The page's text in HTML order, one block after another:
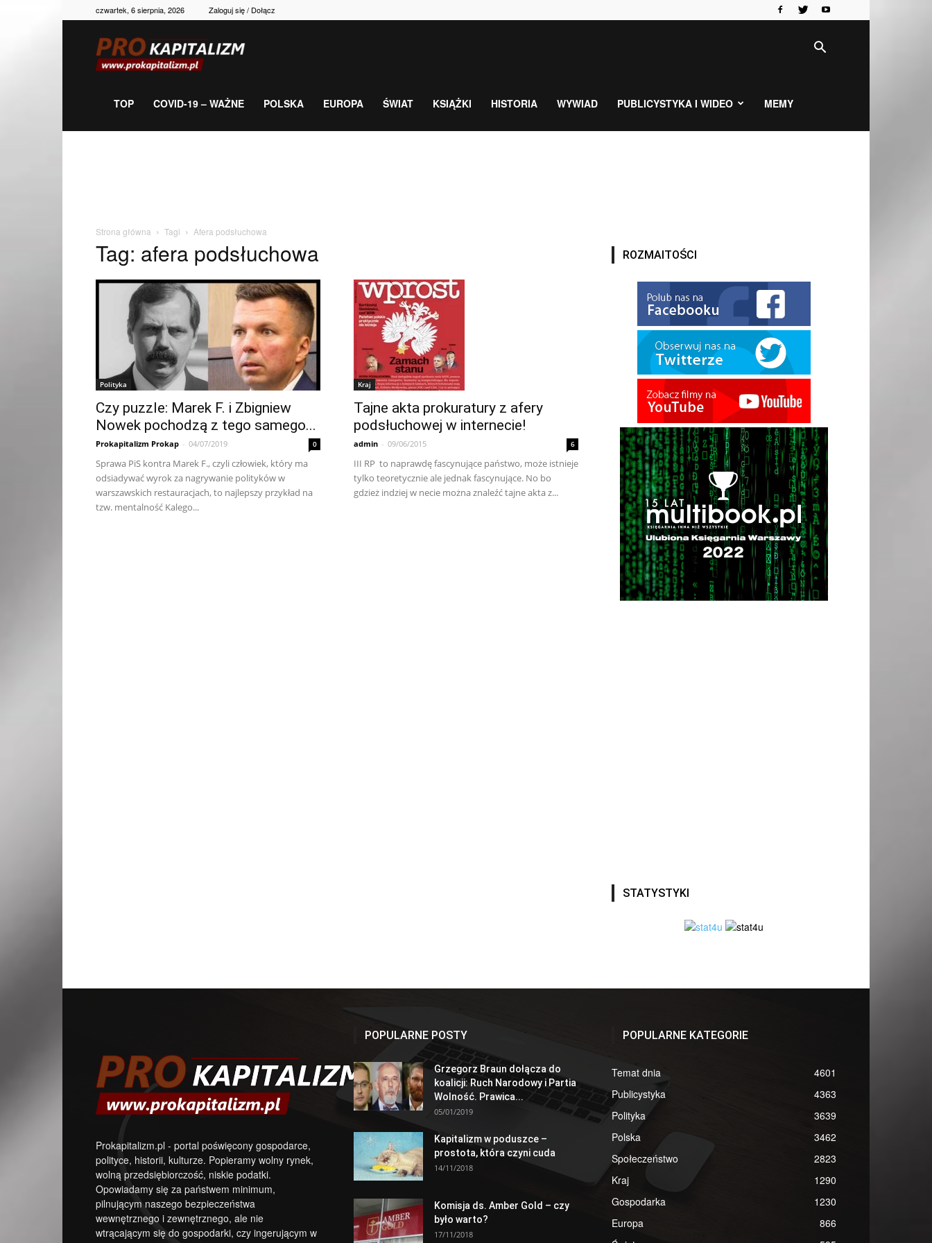
czwartek, 6 sierpnia, 2026 Zaloguj się / Dołącz
gospodarka,
TOP COVID-19 – WAŻNE POLSKA EUROPA ŚWIAT KSIĄŻKI HISTORIA WYWIAD PUBLICYSTYKA I WIDEO MEMY
Strona główna Tagi Afera podsłuchowa
Tag: afera podsłuchowa
Polityka
Czy puzzle: Marek F. i Zbigniew
Nowek pochodzą z tego samego...
Prokapitalizm Prokap - 04/07/2019 0
Sprawa PiS kontra Marek F., czyli człowiek, który ma
odsiadywać wyrok za nagrywanie polityków w
warszawskich restauracjach, to najlepszy przykład na
tzw. mentalność Kalego...
Kraj
Tajne akta prokuratury z afery
podsłuchowej w internecie!
admin - 09/06/2015 6
III RP to naprawdę fascynujące państwo, może istnieje
tylko teoretycznie ale jednak fascynujące. No bo
gdzież indziej w necie można znaleźć tajne akta z...
ROZMAITOŚCI
STATYSTYKI
Prokapitalizm.pl - portal poświęcony gospodarce,
polityce, historii, kulturze. Popieramy wolny rynek,
wolną przedsiębiorczość, niskie podatki.
Opowiadamy się za państwem minimum,
pilnującym naszego bezpieczeństwa
wewnętrznego i zewnętrznego, ale nie
wtrącającym się do gospodarki, czy ingerującym w
POPULARNE POSTY
Grzegorz Braun dołącza do
koalicji: Ruch Narodowy i Partia
Wolność. Prawica...
05/01/2019
Kapitalizm w poduszce –
prostota, która czyni cuda
14/11/2018
Komisja ds. Amber Gold – czy
było warto?
17/11/2018
POPULARNE KATEGORIE
Temat dnia
4601
Publicystyka
4363
Polityka
3639
Polska
3462
Społeczeństwo
2823
Kraj
1290
Gospodarka
1230
Europa
866